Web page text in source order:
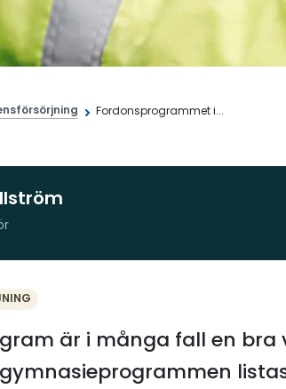
Fordonsprogrammet i...
är i många fall en bra